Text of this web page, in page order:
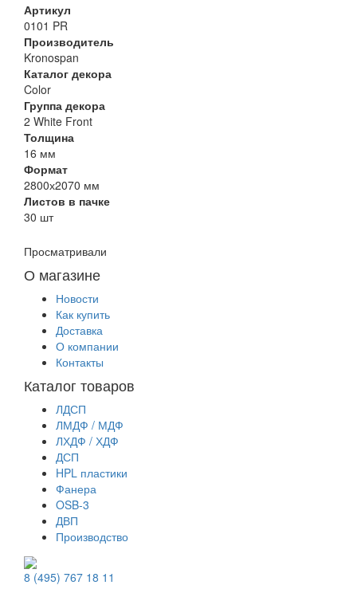
Артикул
0101 PR
Производитель
Kronospan
Каталог декора
Color
Группа декора
2 White Front
Толщина
16 мм
Формат
2800х2070 мм
Листов в пачке
30 шт
Просматривали
О магазине
Новости
Как купить
Доставка
О компании
Контакты
Каталог товаров
ЛДСП
ЛМДФ / МДФ
ЛХДФ / ХДФ
ДСП
HPL пластики
Фанера
OSB-3
ДВП
Производство
8 (495) 767 18 11